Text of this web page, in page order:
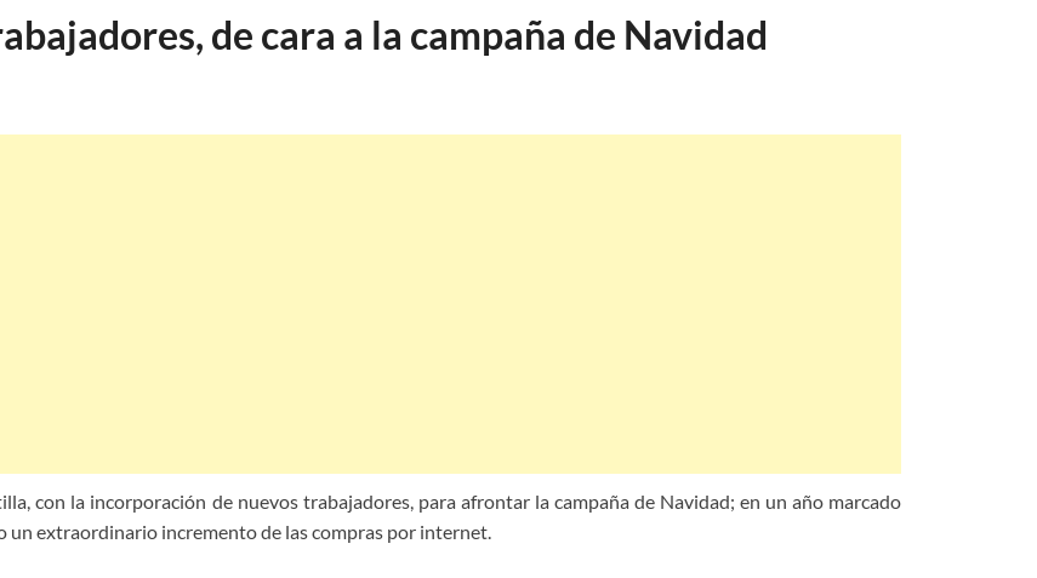
de cara a la campaña de Navidad
con la incorporación de nuevos trabajadores, para afrontar la campaña de Navidad; en un año marcado
un extraordinario incremento de las compras por internet.